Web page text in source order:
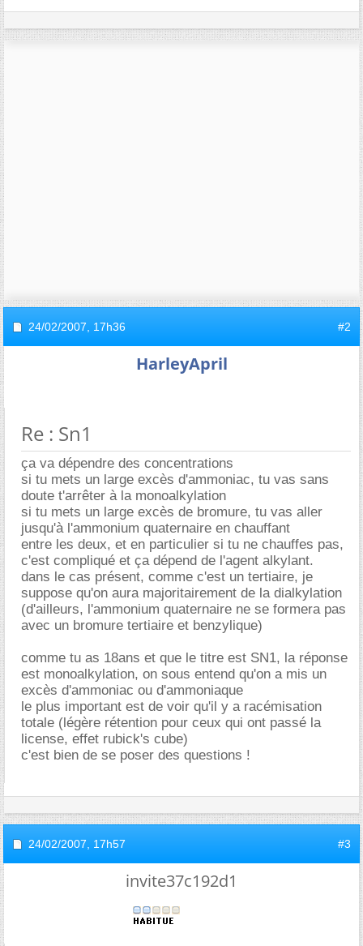
24/02/2007, 17h36 #2
HarleyApril
Re : Sn1
ça va dépendre des concentrations
si tu mets un large excès d'ammoniac, tu vas sans
doute t'arrêter à la monoalkylation
si tu mets un large excès de bromure, tu vas aller
jusqu'à l'ammonium quaternaire en chauffant
entre les deux, et en particulier si tu ne chauffes pas,
c'est compliqué et ça dépend de l'agent alkylant.
dans le cas présent, comme c'est un tertiaire, je
suppose qu'on aura majoritairement de la dialkylation
(d'ailleurs, l'ammonium quaternaire ne se formera pas
avec un bromure tertiaire et benzylique)
comme tu as 18ans et que le titre est SN1, la réponse
est monoalkylation, on sous entend qu'on a mis un
excès d'ammoniac ou d'ammoniaque
le plus important est de voir qu'il y a racémisation
totale (légère rétention pour ceux qui ont passé la
license, effet rubick's cube)
c'est bien de se poser des questions !
24/02/2007, 17h57 #3
invite37c192d1